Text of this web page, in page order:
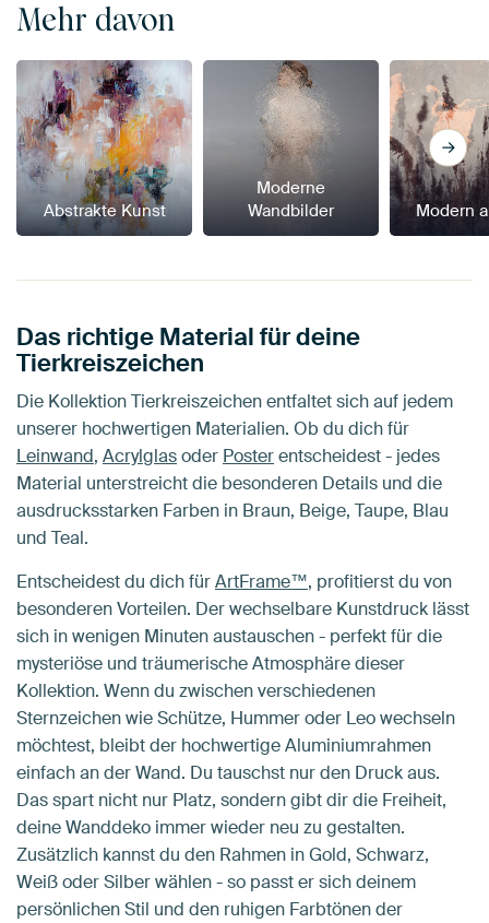
Mehr davon
Abstrakte Kunst
Moderne
Wandbilder
Modern
Das richtige Material für deine
Tierkreiszeichen
Die Kollektion Tierkreiszeichen entfaltet sich auf jedem
unserer hochwertigen Materialien. Ob du dich für
Leinwand, Acrylglasoder Posterentscheidest - jedes
Material unterstreicht die besonderen Details und die
ausdrucksstarken Farben in Braun, Beige, Taupe, Blau
und Teal.
Entscheidest du dich fürArtFrame™, profitierst du von
besonderen Vorteilen. Der wechselbare Kunstdruck lässt
sich in wenigen Minuten austauschen - perfekt für die
mysteriöse und träumerische Atmosphäre dieser
Kollektion. Wenn du zwischen verschiedenen
Sternzeichen wie Schütze, Hummer oder Leo wechseln
möchtest, bleibt der hochwertige Aluminiumrahmen
einfach an der Wand. Du tauschst nur den Druck aus.
Das spart nicht nur Platz, sondern gibt dir die Freiheit,
deine Wanddeko immer wieder neu zu gestalten.
Zusätzlich kannst du den Rahmen in Gold, Schwarz,
Weiß oder Silber wählen - so passt er sich deinem
persönlichen Stil und den ruhigen Farbtönen der